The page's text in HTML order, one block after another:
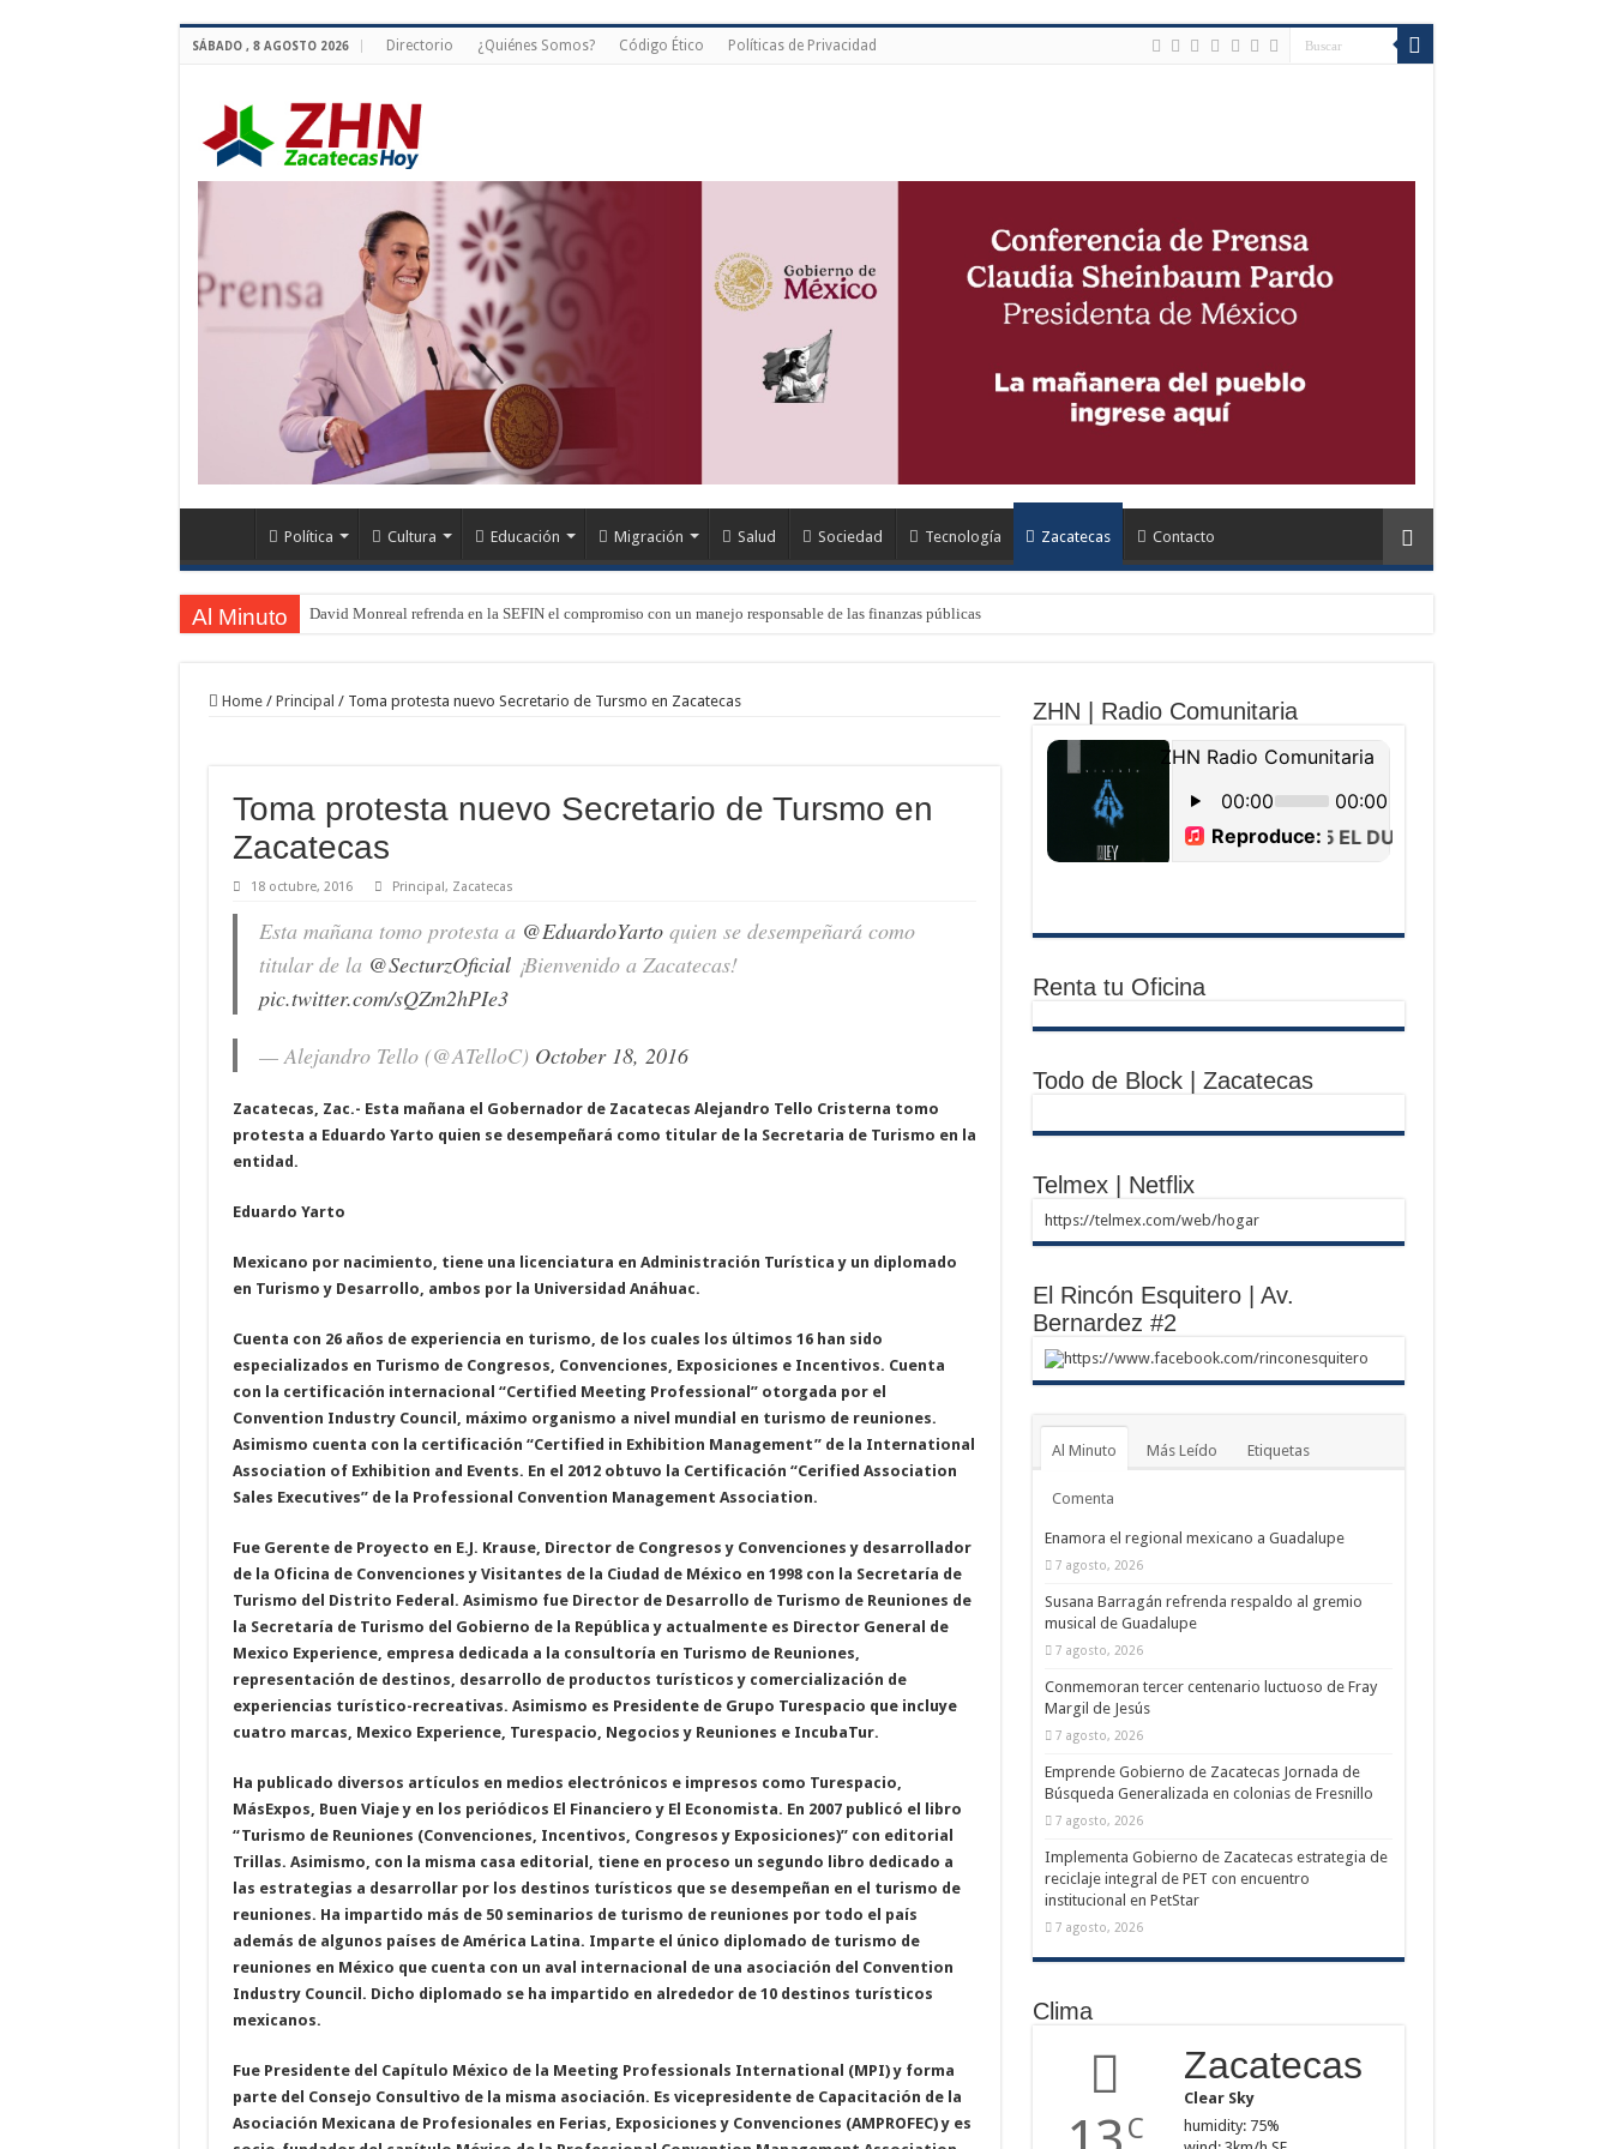
SÁBADO , 8 AGOSTO 2026 Directorio ¿Quiénes Somos? Código Ético Políticas de Privacidad
Política Cultura Educación Migración Salud Sociedad Tecnología Zacatecas Contacto
Al Minuto David Monreal refrenda en la SEFIN el compromiso con un manejo responsable de las finanzas públicas
Home / Principal / Toma protesta nuevo Secretario de Tursmo en Zacatecas
Toma protesta nuevo Secretario de Tursmo en
Zacatecas
18 octubre, 2016 Principal, Zacatecas
Esta mañana tomo protesta a @EduardoYartoquien se desempeñará como
titular de la @SecturzOficial¡Bienvenido a Zacatecas!
pic.twitter.com/sQZm2hPIe3
— Alejandro Tello (@ATelloC) October 18, 2016
Zacatecas, Zac.- Esta mañana el Gobernador de Zacatecas Alejandro Tello Cristerna tomo
protesta a Eduardo Yarto quien se desempeñará como titular de la Secretaria de Turismo en la
entidad.
Eduardo Yarto
Mexicano por nacimiento, tiene una licenciatura en Administración Turística y un diplomado
en Turismo y Desarrollo, ambos por la Universidad Anáhuac.
Cuenta con 26 años de experiencia en turismo, de los cuales los últimos 16 han sido
especializados en Turismo de Congresos, Convenciones, Exposiciones e Incentivos. Cuenta
con la certificación internacional “Certified Meeting Professional” otorgada por el
Convention Industry Council, máximo organismo a nivel mundial en turismo de reuniones.
Asimismo cuenta con la certificación “Certified in Exhibition Management” de la International
Association of Exhibition and Events. En el 2012 obtuvo la Certificación “Cerified Association
Sales Executives” de la Professional Convention Management Association.
Fue Gerente de Proyecto en E.J. Krause, Director de Congresos y Convenciones y desarrollador
de la Oficina de Convenciones y Visitantes de la Ciudad de México en 1998 con la Secretaría de
Turismo del Distrito Federal. Asimismo fue Director de Desarrollo de Turismo de Reuniones de
la Secretaría de Turismo del Gobierno de la República y actualmente es Director General de
Mexico Experience, empresa dedicada a la consultoría en Turismo de Reuniones,
representación de destinos, desarrollo de productos turísticos y comercialización de
experiencias turístico-recreativas. Asimismo es Presidente de Grupo Turespacio que incluye
cuatro marcas, Mexico Experience, Turespacio, Negocios y Reuniones e IncubaTur.
Ha publicado diversos artículos en medios electrónicos e impresos como Turespacio,
MásExpos, Buen Viaje y en los periódicos El Financiero y El Economista. En 2007 publicó el libro
“Turismo de Reuniones (Convenciones, Incentivos, Congresos y Exposiciones)” con editorial
Trillas. Asimismo, con la misma casa editorial, tiene en proceso un segundo libro dedicado a
las estrategias a desarrollar por los destinos turísticos que se desempeñan en el turismo de
reuniones. Ha impartido más de 50 seminarios de turismo de reuniones por todo el país
además de algunos países de América Latina. Imparte el único diplomado de turismo de
reuniones en México que cuenta con un aval internacional de una asociación del Convention
Industry Council. Dicho diplomado se ha impartido en alrededor de 10 destinos turísticos
mexicanos.
Fue Presidente del Capítulo México de la Meeting Professionals International (MPI) y forma
parte del Consejo Consultivo de la misma asociación. Es vicepresidente de Capacitación de la
Asociación Mexicana de Profesionales en Ferias, Exposiciones y Convenciones (AMPROFEC) y es
ZHN | Radio Comunitaria
Renta tu Oficina
Todo de Block | Zacatecas
Telmex | Netflix
https://telmex.com/web/hogar
El Rincón Esquitero | Av.
Bernardez #2
https://www.facebook.com/rinconesquitero
Al Minuto Más Leído Etiquetas
Comenta
Enamora el regional mexicano a Guadalupe
7 agosto, 2026
Susana Barragán refrenda respaldo al gremio
musical de Guadalupe
7 agosto, 2026
Conmemoran tercer centenario luctuoso de Fray
Margil de Jesús
7 agosto, 2026
Emprende Gobierno de Zacatecas Jornada de
Búsqueda Generalizada en colonias de Fresnillo
7 agosto, 2026
Implementa Gobierno de Zacatecas estrategia de
reciclaje integral de PET con encuentro
institucional en PetStar
7 agosto, 2026
Clima
C
Zacatecas
Clear Sky
humidity: 75%